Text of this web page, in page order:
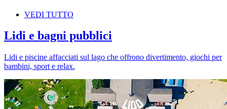
VEDI TUTTO
Lidi e bagni pubblici
Lidi e piscine affacciati sul lago che offrono divertimento, giochi per
bambini, sport e relax.